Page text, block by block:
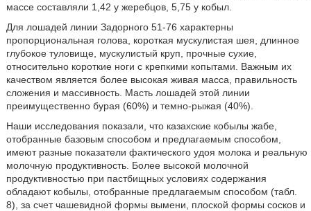
массе составляли 1,42 у жеребцов, 5,75 у кобыл.
Для лошадей линии Задорного 51-76 характерны
пропорциональная голова, короткая мускулистая шея, длинное
глубокое туловище, мускулистый круп, прочные сухие,
относительно короткие ноги с крепкими копытами. Важным их
качеством является более высокая живая масса, правильность
сложения и массивность. Масть лошадей этой линии
преимущественно бурая (60%) и темно-рыжая (40%).
Наши исследования показали, что казахские кобылы жабе,
отобранные базовым способом и предлагаемым способом,
имеют разные показатели фактического удоя молока и реальную
молочную продуктивность. Более высокой молочной
продуктивностью при пастбищных условиях содержания
обладают кобылы, отобранные предлагаемым способом (табл.
8), за счет чашевидной формы вымени, плоской формы сосков и